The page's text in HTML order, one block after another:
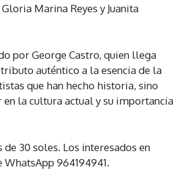
Marina Reyes y Juanita
por George Castro, quien llega
auténtico a la esencia de la
que han hecho historia, sino
la cultura actual y su importancia
30 soles. Los interesados en
964194941.